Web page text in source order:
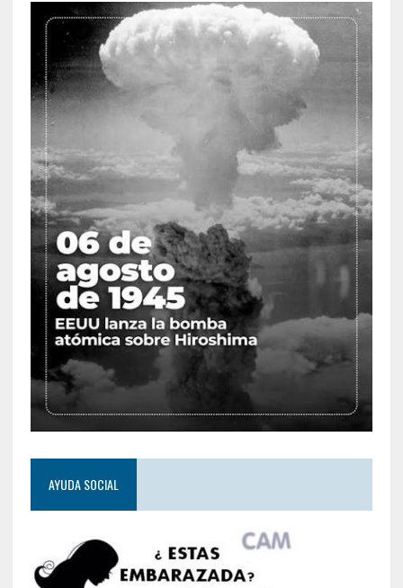
AYUDA SOCIAL